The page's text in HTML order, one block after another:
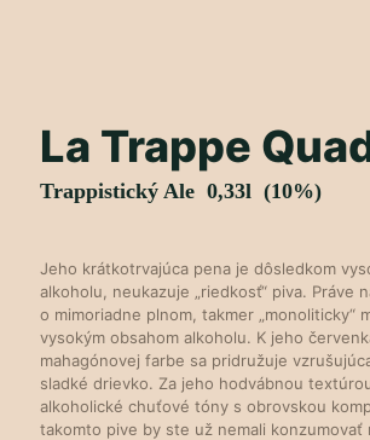
La Trappe
Trappistický Ale 0,33l (10%)
Jeho krátkotrvajúca pena je dôsledkom
alkoholu, neukazuje „riedkosť“ piva. Práve
o mimoriadne plnom, takmer „monoliticky“
vysokým obsahom alkoholu. K jeho
mahagónovej farbe sa pridružuje
sladké drievko. Za jeho hodvábnou
alkoholické chuťové tóny s obrovskou
takomto pive by ste už nemali konzumovať